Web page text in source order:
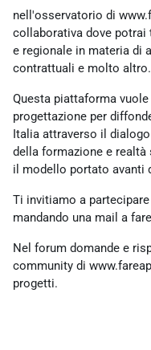
nell'osservatorio di
collaborativa dove potrai
e regionale in materia di
contrattuali e molto altro.
Questa piattaforma
progettazione per
Italia attraverso il
della formazione e
il modello portato avanti
Ti invitiamo a
mandando una mail a
Nel forum domande e
community di
progetti.